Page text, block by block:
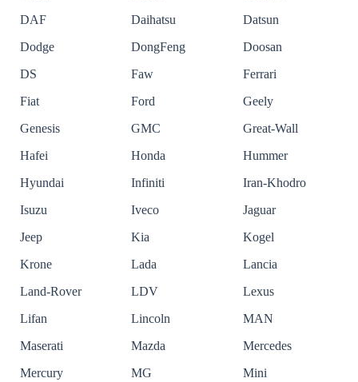
DAF
Daihatsu
Datsun
Dodge
DongFeng
Doosan
DS
Faw
Ferrari
Fiat
Ford
Geely
Genesis
GMC
Great-Wall
Hafei
Honda
Hummer
Hyundai
Infiniti
Iran-Khodro
Isuzu
Iveco
Jaguar
Jeep
Kia
Kogel
Krone
Lada
Lancia
Land-Rover
LDV
Lexus
Lifan
Lincoln
MAN
Maserati
Mazda
Mercedes
Mercury
MG
Mini